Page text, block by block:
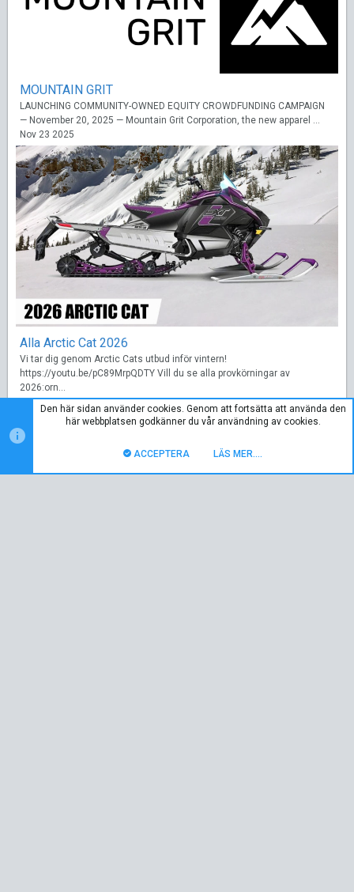
MOUNTAIN GRIT
LAUNCHING COMMUNITY-OWNED EQUITY CROWDFUNDING CAMPAIGN
— November 20, 2025 — Mountain Grit Corporation, the new apparel ...
Nov 23 2025
Alla Arctic Cat 2026
Vi tar dig genom Arctic Cats utbud inför vintern!
https://youtu.be/pC89MrpQDTY Vill du se alla provkörningar av
2026:orn...
Oct 31 2025
Den här sidan använder cookies. Genom att fortsätta att använda den
här webbplatsen godkänner du vår användning av cookies.
ACCEPTERA LÄS MER.…